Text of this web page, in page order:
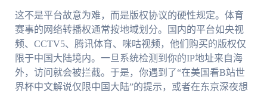
这不是平台故意为难，而是版权协议的硬性规定。体育
赛事的网络转播权通常按地域划分。国内的平台如央视
频、CCTV5、腾讯体育、咪咕视频，他们购买的版权仅
限于中国大陆境内。一旦系统检测到你的IP地址来自海
外，访问就会被拦截。于是，你遇到了“在美国看B站世
界杯中文解说仅限中国大陆”的提示，或者在东京深夜想